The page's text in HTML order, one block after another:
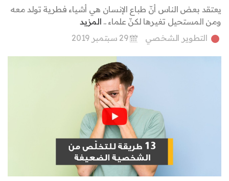
يعتقد بعض الناس أنّ طباع الإنسان هي أشياء فطرية تولد معه
ومن المستحيل تغيرها لكنّ علماء .. المزيد
التطوير الشخصي
29 سبتمبر 2019